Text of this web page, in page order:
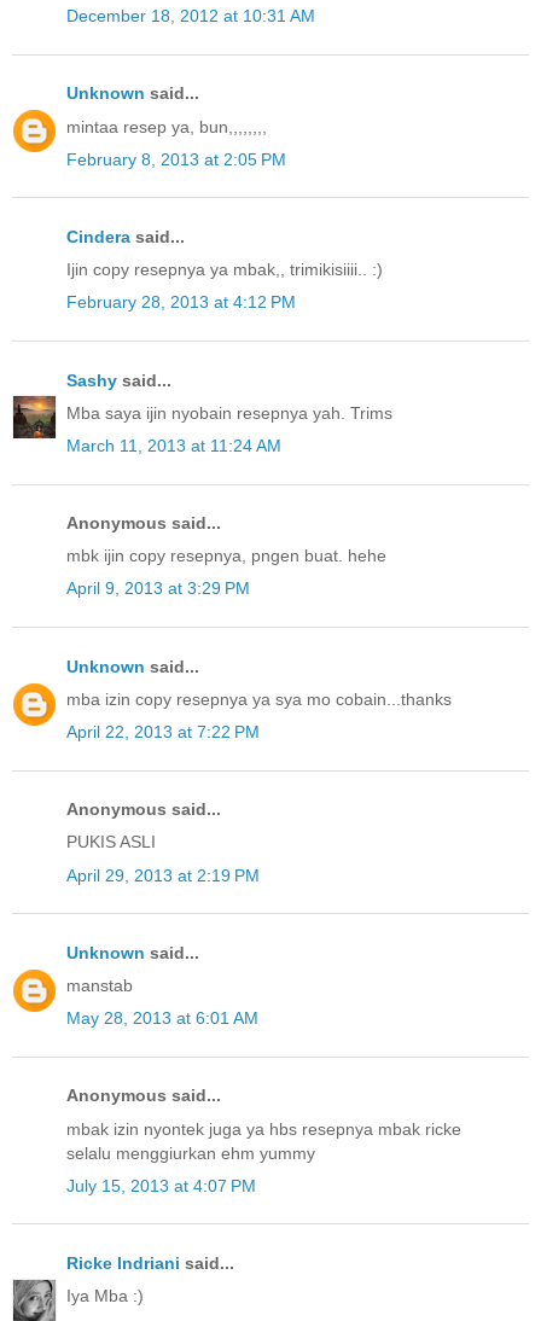
December 18, 2012 at 10:31 AM
Unknown said...
mintaa resep ya, bun,,,,,,,,
February 8, 2013 at 2:05 PM
Cindera said...
Ijin copy resepnya ya mbak,, trimikisiiii.. :)
February 28, 2013 at 4:12 PM
Sashy said...
Mba saya ijin nyobain resepnya yah. Trims
March 11, 2013 at 11:24 AM
Anonymous said...
mbk ijin copy resepnya, pngen buat. hehe
April 9, 2013 at 3:29 PM
Unknown said...
mba izin copy resepnya ya sya mo cobain...thanks
April 22, 2013 at 7:22 PM
Anonymous said...
PUKIS ASLI
April 29, 2013 at 2:19 PM
Unknown said...
manstab
May 28, 2013 at 6:01 AM
Anonymous said...
mbak izin nyontek juga ya hbs resepnya mbak ricke
selalu menggiurkan ehm yummy
July 15, 2013 at 4:07 PM
Ricke Indriani said...
Iya Mba :)